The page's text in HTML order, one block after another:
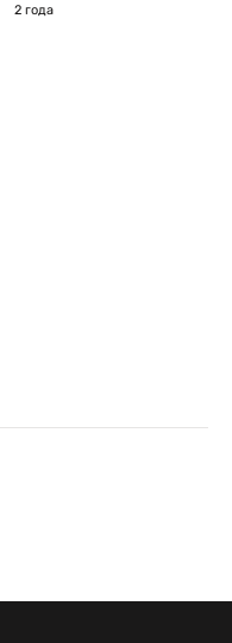
2 года